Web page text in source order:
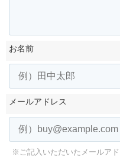
お名前
メールアドレス
※ご記入いただいたメールア